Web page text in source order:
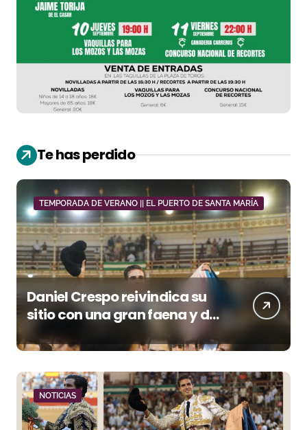
Te has perdido
TEMPORADA DE VERANO || EL PUERTO DE SANTA MARÍA
Daniel Crespo reivindica su
sitio con una gran faena y dos
orejas
NOTICIAS